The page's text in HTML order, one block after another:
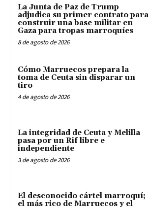
La Junta de Paz de Trump
adjudica su primer contrato para
construir una base militar en
Gaza para tropas marroquíes
8 de agosto de 2026
Cómo Marruecos prepara la
toma de Ceuta sin disparar un
tiro
4 de agosto de 2026
La integridad de Ceuta y Melilla
pasa por un Rif libre e
independiente
3 de agosto de 2026
El desconocido cártel marroquí;
el más rico de Marruecos y el